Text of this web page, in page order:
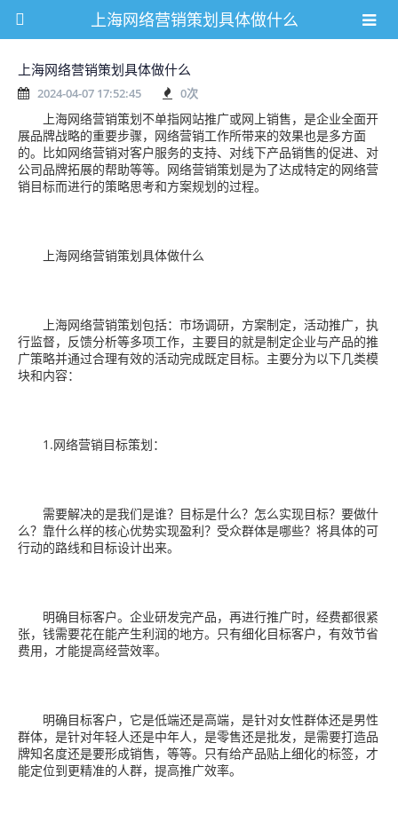
上海网络营销策划具体做什么
上海网络营销策划具体做什么
2024-04-07 17:52:45 0次
上海网络营销策划不单指网站推广或网上销售，是企业全面开
展品牌战略的重要步骤，网络营销工作所带来的效果也是多方面
的。比如网络营销对客户服务的支持、对线下产品销售的促进、对
公司品牌拓展的帮助等等。网络营销策划是为了达成特定的网络营
销目标而进行的策略思考和方案规划的过程。
上海网络营销策划具体做什么
上海网络营销策划包括：市场调研，方案制定，活动推广，执
行监督，反馈分析等多项工作，主要目的就是制定企业与产品的推
广策略并通过合理有效的活动完成既定目标。主要分为以下几类模
块和内容：
1.网络营销目标策划：
需要解决的是我们是谁？目标是什么？怎么实现目标？要做什
么？靠什么样的核心优势实现盈利？受众群体是哪些？将具体的可
行动的路线和目标设计出来。
明确目标客户。企业研发完产品，再进行推广时，经费都很紧
张，钱需要花在能产生利润的地方。只有细化目标客户，有效节省
费用，才能提高经营效率。
明确目标客户，它是低端还是高端，是针对女性群体还是男性
群体，是针对年轻人还是中年人，是零售还是批发，是需要打造品
牌知名度还是要形成销售，等等。只有给产品贴上细化的标签，才
能定位到更精准的人群，提高推广效率。